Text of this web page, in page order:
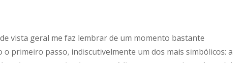
vista geral me faz lembrar de um momento bastante
primeiro passo, indiscutivelmente um dos mais simbólicos: a